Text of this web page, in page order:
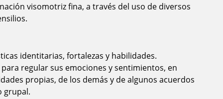
visomotriz fina, a través del uso de diversos
identitarias, fortalezas y habilidades.
regular sus emociones y sentimientos, en
propias, de los demás y de algunos acuerdos
grupal.